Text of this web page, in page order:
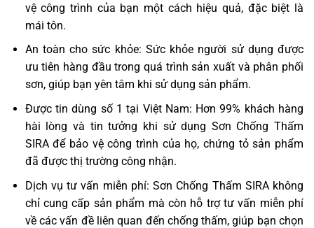
vệ công trình của bạn một cách hiệu quả, đặc biệt là
mái tôn.
An toàn cho sức khỏe: Sức khỏe người sử dụng được
ưu tiên hàng đầu trong quá trình sản xuất và phân phối
sơn, giúp bạn yên tâm khi sử dụng sản phẩm.
Được tin dùng số 1 tại Việt Nam: Hơn 99% khách hàng
hài lòng và tin tưởng khi sử dụng Sơn Chống Thấm
SIRA để bảo vệ công trình của họ, chứng tỏ sản phẩm
đã được thị trường công nhận.
Dịch vụ tư vấn miễn phí: Sơn Chống Thấm SIRA không
chỉ cung cấp sản phẩm mà còn hỗ trợ tư vấn miễn phí
về các vấn đề liên quan đến chống thấm, giúp bạn chọn